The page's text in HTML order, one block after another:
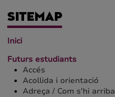
SITEMAP
Inici
Futurs estudiants
Accés
Acollida i orientació
Adreça / Com s'hi arriba